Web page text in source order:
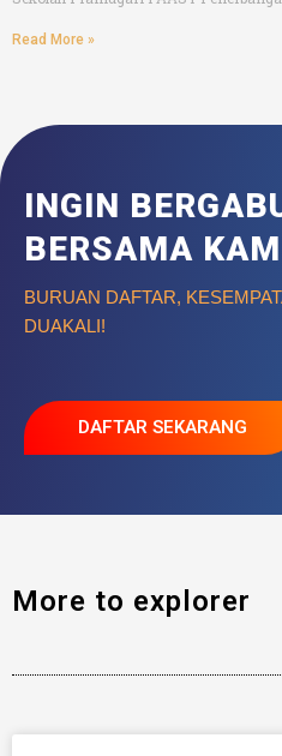
Read More »
INGIN
BERSAMA
BURUAN DAFTAR,
DUAKALI!
DAFTAR SEKARANG
More to explorer